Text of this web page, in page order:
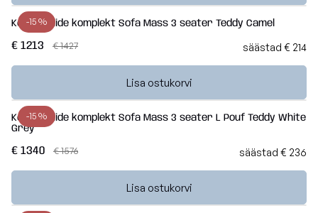
-15 %
Kott-toolide komplekt Sofa Mass 3 seater Teddy Camel
€ 1213 € 1427 säästad € 214
Lisa ostukorvi
-15 %
Kott-toolide komplekt Sofa Mass 3 seater L Pouf Teddy White
Grey
€ 1340 € 1576 säästad € 236
Lisa ostukorvi